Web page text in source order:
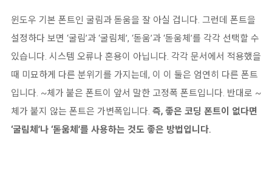
윈도우 기본 폰트인 굴림과 돋움을 잘 아실 겁니다. 그런데 폰트을
설정하다 보면 ‘굴림’과 ‘굴림체’, ‘돋움’과 ‘돋움체’를 각각 선택할 수
있습니다. 시스템 오류나 혼용이 아닙니다. 각각 문서에서 적용했을
때 미묘하게 다른 분위기를 가지는데, 이 이 둘은 엄연히 다른 폰트
입니다. ~체가 붙은 폰트이 앞서 말한 고정폭 폰트입니다. 반대로 ~
체가 붙지 않는 폰트은 가변폭입니다. 즉, 좋은 코딩 폰트이 없다면
‘굴림체’나 ‘돋움체’를 사용하는 것도 좋은 방법입니다.